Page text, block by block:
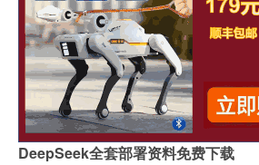
DeepSeek全套部署资料免费下载